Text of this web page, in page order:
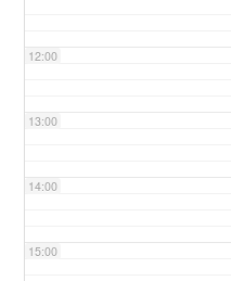
12:00
13:00
14:00
15:00